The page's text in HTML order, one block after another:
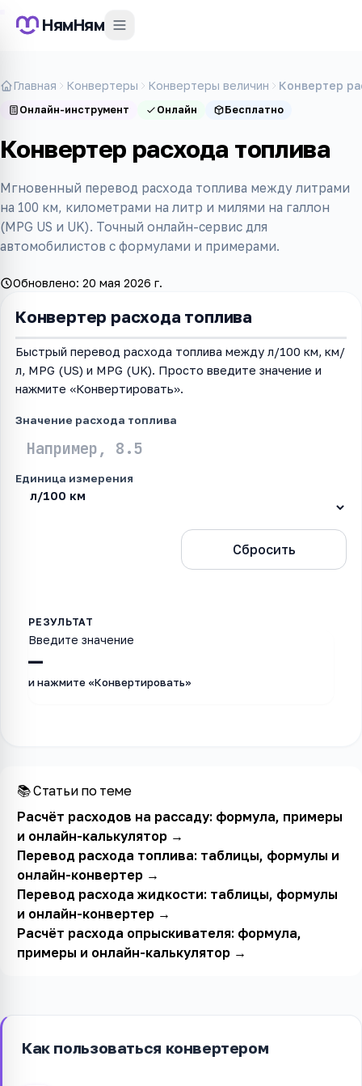
НямНям
Главная Конвертеры Конвертеры величин Конвертер
Онлайн-инструмент Онлайн Бесплатно
Конвертер расхода топлива
Мгновенный перевод расхода топлива между литрами
на 100 км, километрами на литр и милями на галлон
(MPG US и UK). Точный онлайн-сервис для
автомобилистов с формулами и примерами.
Обновлено: 20 мая 2026 г.
Конвертер расхода топлива
Быстрый перевод расхода топлива между л/100 км, км/
л, MPG (US) и MPG (UK). Просто введите значение и
нажмите «Конвертировать».
Значение расхода топлива
Единица измерения
Сбросить
—
Введите значение
и нажмите «Конвертировать»
📚 Статьи по теме
Расчёт расходов на рассаду: формула, примеры
и онлайн-калькулятор→
Перевод расхода топлива: таблицы, формулы и
онлайн-конвертер→
Перевод расхода жидкости: таблицы, формулы
и онлайн-конвертер→
Расчёт расхода опрыскивателя: формула,
примеры и онлайн-калькулятор→
Как пользоваться конвертером